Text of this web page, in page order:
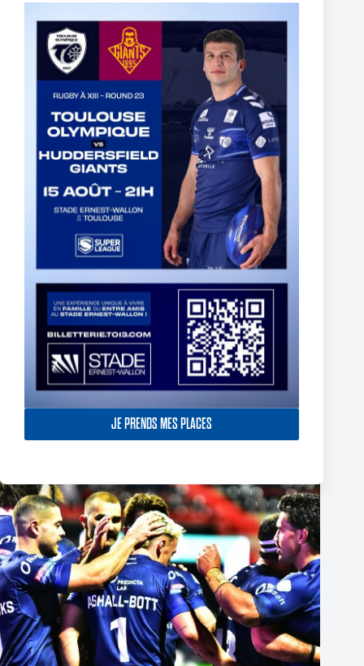
JE PRENDS MES PLACES
19 janvier 2026
Thomas Lacans s’engage avec le Toulouse Olympique